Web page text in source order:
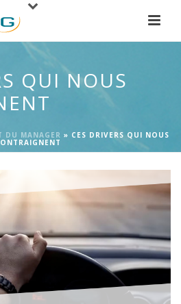
QUI NOUS
DU MANAGER » CES DRIVERS QUI NOUS